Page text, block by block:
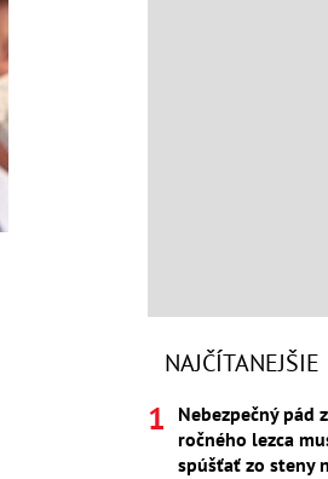
NAJČÍTANEJŠIE
Nebezpečný pád
ročného lezca
spúšťať zo steny